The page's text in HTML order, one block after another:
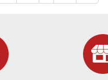
了ESP32的隱藏功能，
免費的跨平臺驅動程式
行安全測試與模擬攻擊
這將可以簡化開發者的工作，
更快速地進行AI應用的開發與
板的軟硬體設計更是建立與